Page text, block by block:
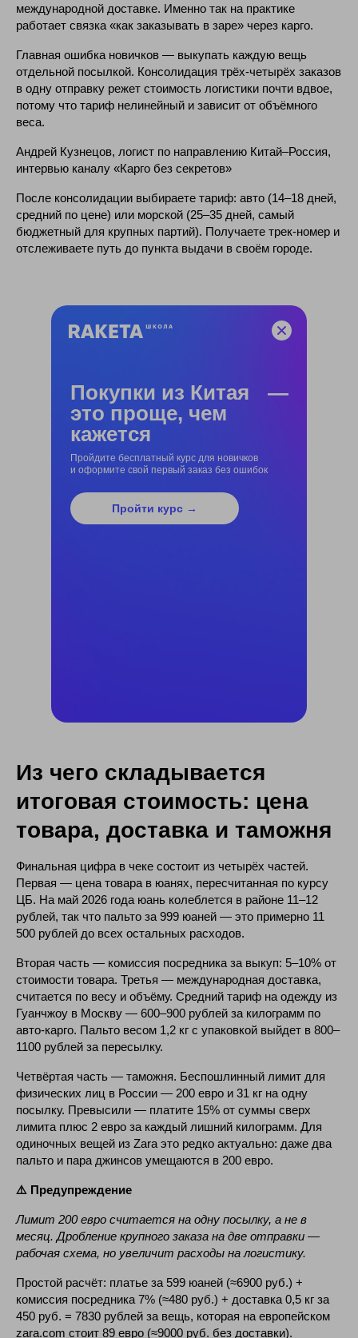
международной доставке. Именно так на практике
работает связка «как заказывать в заре» через карго.
Главная ошибка новичков — выкупать каждую вещь
отдельной посылкой. Консолидация трёх-четырёх заказов
в одну отправку режет стоимость логистики почти вдвое,
потому что тариф нелинейный и зависит от объёмного
веса.
Андрей Кузнецов, логист по направлению Китай–Россия,
интервью каналу «Карго без секретов»
После консолидации выбираете тариф: авто (14–18 дней,
средний по цене) или морской (25–35 дней, самый
бюджетный для крупных партий). Получаете трек-номер и
отслеживаете путь до пункта выдачи в своём городе.
Покупки из Китая —
это проще, чем
кажется
Пройдите бесплатный курс для новичков
и оформите свой первый заказ без ошибок
Пройти курс →
Из чего складывается
итоговая стоимость: цена
товара, доставка и таможня
Финальная цифра в чеке состоит из четырёх частей.
Первая — цена товара в юанях, пересчитанная по курсу
ЦБ. На май 2026 года юань колеблется в районе 11–12
рублей, так что пальто за 999 юаней — это примерно 11
500 рублей до всех остальных расходов.
Вторая часть — комиссия посредника за выкуп: 5–10% от
стоимости товара. Третья — международная доставка,
считается по весу и объёму. Средний тариф на одежду из
Гуанчжоу в Москву — 600–900 рублей за килограмм по
авто-карго. Пальто весом 1,2 кг с упаковкой выйдет в 800–
1100 рублей за пересылку.
Четвёртая часть — таможня. Беспошлинный лимит для
физических лиц в России — 200 евро и 31 кг на одну
посылку. Превысили — платите 15% от суммы сверх
лимита плюс 2 евро за каждый лишний килограмм. Для
одиночных вещей из Zara это редко актуально: даже два
пальто и пара джинсов умещаются в 200 евро.
⚠️ Предупреждение
Лимит 200 евро считается на одну посылку, а не в
месяц. Дробление крупного заказа на две отправки —
рабочая схема, но увеличит расходы на логистику.
Простой расчёт: платье за 599 юаней (≈6900 руб.) +
комиссия посредника 7% (≈480 руб.) + доставка 0,5 кг за
450 руб. = 7830 рублей за вещь, которая на европейском
zara.com стоит 89 евро (≈9000 руб. без доставки).